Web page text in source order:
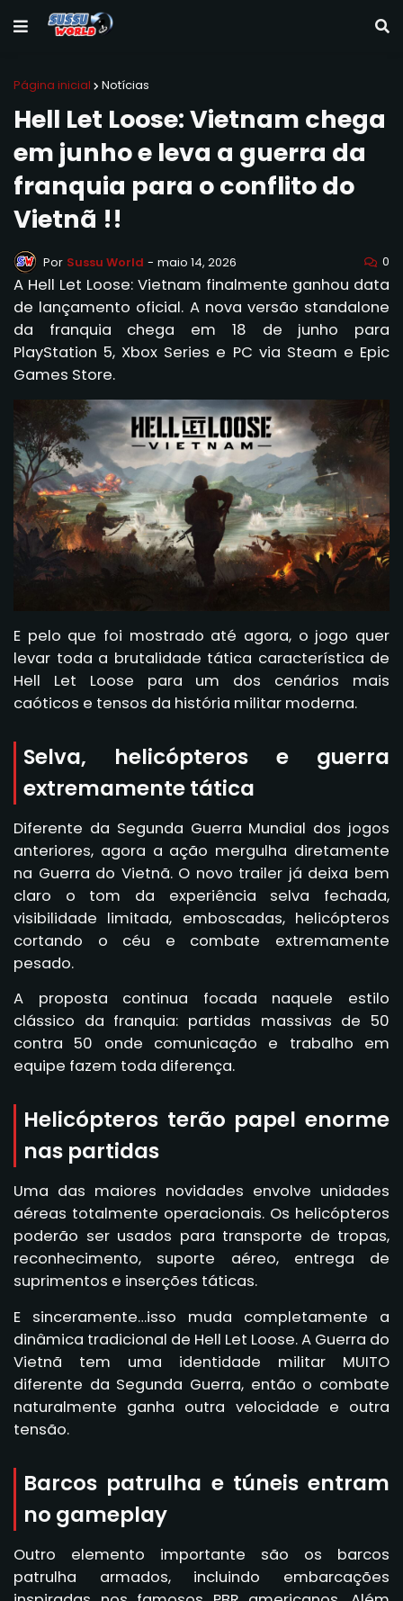
Página inicial Notícias
Hell Let Loose: Vietnam chega
em junho e leva a guerra da
franquia para o conflito do
Vietnã !!
Por Sussu World - maio 14, 2026 0
A Hell Let Loose: Vietnam finalmente ganhou data
de lançamento oficial. A nova versão standalone
da franquia chega em 18 de junho para
PlayStation 5, Xbox Series e PC via Steam e Epic
Games Store.
E pelo que foi mostrado até agora, o jogo quer
levar toda a brutalidade tática característica de
Hell Let Loose para um dos cenários mais
caóticos e tensos da história militar moderna.
Selva, helicópteros e guerra
extremamente tática
Diferente da Segunda Guerra Mundial dos jogos
anteriores, agora a ação mergulha diretamente
na Guerra do Vietnã. O novo trailer já deixa bem
claro o tom da experiência selva fechada,
visibilidade limitada, emboscadas, helicópteros
cortando o céu e combate extremamente
pesado.
A proposta continua focada naquele estilo
clássico da franquia: partidas massivas de 50
contra 50 onde comunicação e trabalho em
equipe fazem toda diferença.
Helicópteros terão papel enorme
nas partidas
Uma das maiores novidades envolve unidades
aéreas totalmente operacionais. Os helicópteros
poderão ser usados para transporte de tropas,
reconhecimento, suporte aéreo, entrega de
suprimentos e inserções táticas.
E sinceramente…isso muda completamente a
dinâmica tradicional de Hell Let Loose. A Guerra do
Vietnã tem uma identidade militar MUITO
diferente da Segunda Guerra, então o combate
naturalmente ganha outra velocidade e outra
tensão.
Barcos patrulha e túneis entram
no gameplay
Outro elemento importante são os barcos
patrulha armados, incluindo embarcações